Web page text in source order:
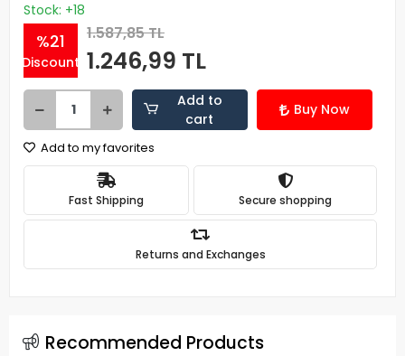
Stock: +18
%21
Discount
1.587,85 TL
1.246,99 TL
Add to
cart
Buy Now
Add to my favorites
Fast Shipping Secure shopping
Returns and Exchanges
Recommended Products